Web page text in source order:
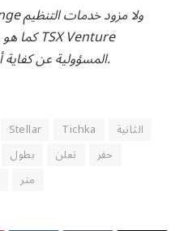
Exchange) المسؤولية عن كفاية أو دقة هذا الإصدار.
Stellar Tichka
الثانية
بطول تعلن
حفر
متر